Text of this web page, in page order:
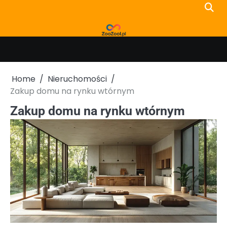
Home
Nieruchomości
Zakup domu na rynku wtórnym
Zakup domu na rynku wtórnym